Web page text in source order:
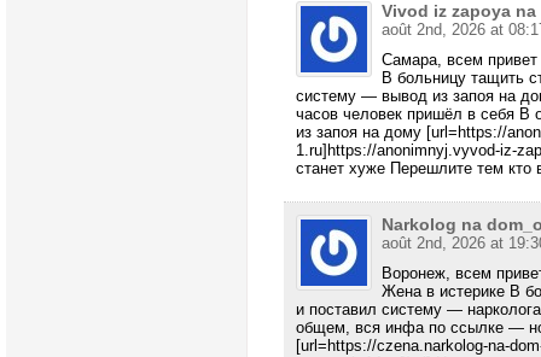
Vivod iz zapoya
août 2nd, 2026 at
Самара, всем привет
В больницу тащить
систему — вывод из запоя на
часов человек пришёл в себя
из запоя на дому [url=https://
1.ru]https://anonimnyj.vyvod-iz-
станет хуже Перешлите тем кто
Narkolog na
août 2nd, 2026 at
Воронеж, всем
Жена в истерике В
и поставил систему —
общем, вся инфа по ссылке —
[url=https://czena.narkolog-na-